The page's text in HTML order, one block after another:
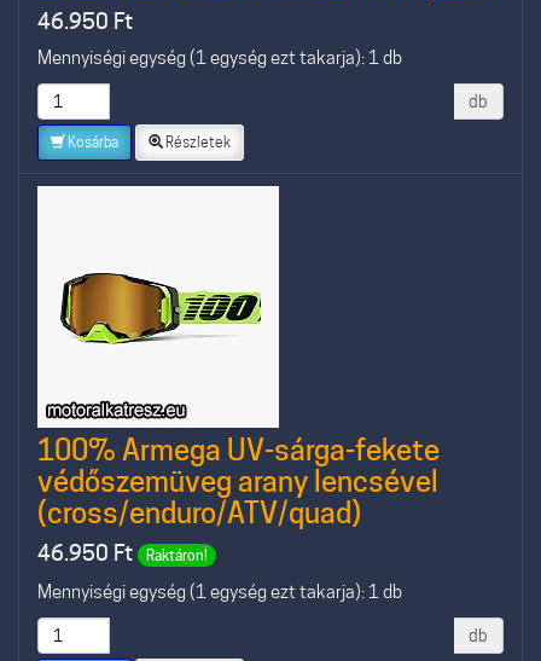
46.950 Ft
Mennyiségi egység (1 egység ezt takarja): 1 db
db
Kosárba Részletek
100% Armega UV-sárga-fekete
védőszemüveg arany lencsével
(cross/enduro/ATV/quad)
46.950 Ft Raktáron!
Mennyiségi egység (1 egység ezt takarja): 1 db
db